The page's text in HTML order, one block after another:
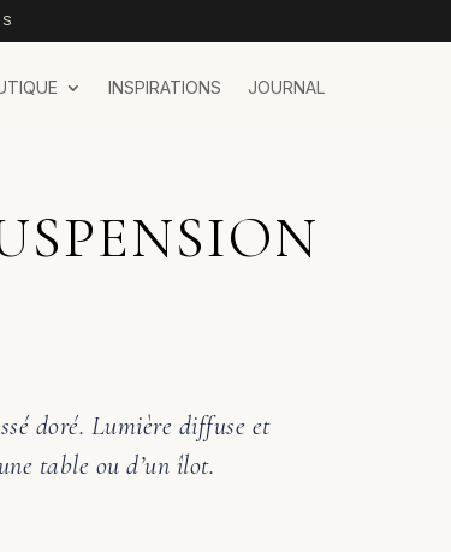
INSPIRATIONS JOURNAL
doré. Lumière diffuse et
table ou d’un îlot.